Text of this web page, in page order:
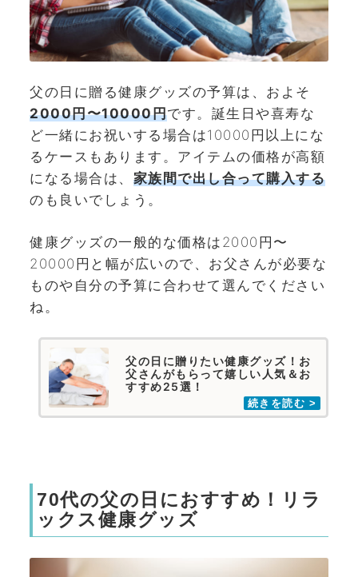
父の日に贈る健康グッズの予算は、およそ
2000円〜10000円です。誕生日や喜寿な
ど一緒にお祝いする場合は10000円以上にな
るケースもあります。アイテムの価格が高額
になる場合は、 家族間で出し合って購入する
のも良いでしょう。
健康グッズの一般的な価格は2000円〜
20000円と幅が広いので、お父さんが必要な
ものや自分の予算に合わせて選んでください
ね。
父の日に贈りたい健康グッズ！お
父さんがもらって嬉しい人気＆お
すすめ25選！
70代の父の日におすすめ！リラ
ックス健康グッズ